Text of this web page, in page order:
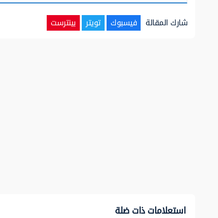
شارك المقالة فيسبوك تويتر بينترست
استعلامات ذات ضلة